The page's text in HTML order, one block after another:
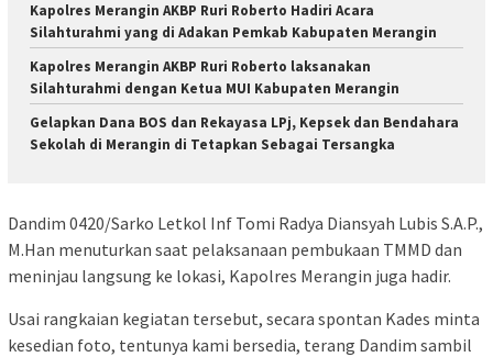
Kapolres Merangin AKBP Ruri Roberto Hadiri Acara
Silahturahmi yang di Adakan Pemkab Kabupaten Merangin
Kapolres Merangin AKBP Ruri Roberto laksanakan
Silahturahmi dengan Ketua MUI Kabupaten Merangin
Gelapkan Dana BOS dan Rekayasa LPj, Kepsek dan Bendahara
Sekolah di Merangin di Tetapkan Sebagai Tersangka
Dandim 0420/Sarko Letkol Inf Tomi Radya Diansyah Lubis S.A.P.,
M.Han menuturkan saat pelaksanaan pembukaan TMMD dan
meninjau langsung ke lokasi, Kapolres Merangin juga hadir.
Usai rangkaian kegiatan tersebut, secara spontan Kades minta
kesedian foto, tentunya kami bersedia, terang Dandim sambil